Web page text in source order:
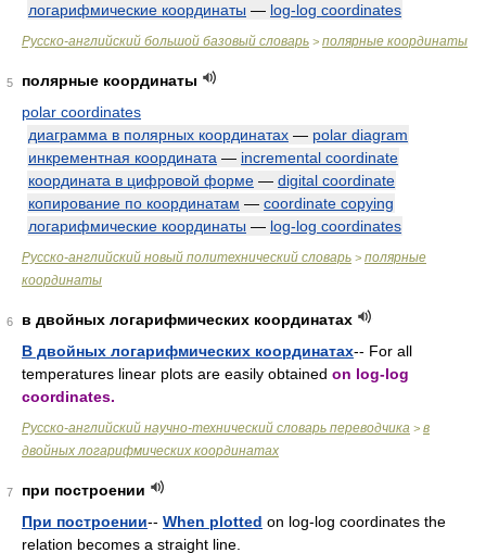
логарифмические координаты — log-log coordinates
Русско-английский большой базовый словарь > полярные координаты
5
полярные координаты
polar coordinates
диаграмма в полярных координатах — polar diagram
инкрементная координата — incremental coordinate
координата в цифровой форме — digital coordinate
копирование по координатам — coordinate copying
логарифмические координаты — log-log coordinates
Русско-английский новый политехнический словарь > полярные
координаты
6
в двойных логарифмических координатах
В двойных логарифмических координатах-- For all
temperatures linear plots are easily obtained on log-log
coordinates.
Русско-английский научно-технический словарь переводчика > в
двойных логарифмических координатах
7
при построении
При построении-- When plotted on log-log coordinates the
relation becomes a straight line.